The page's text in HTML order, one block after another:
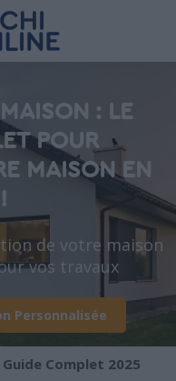
: LE
POUR
MAISON EN
de votre maison
vos travaux
Personnalisée
Complet 2025